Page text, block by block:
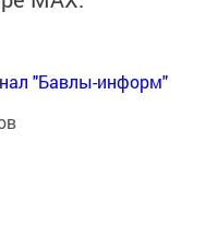
"Бавлы-информ"